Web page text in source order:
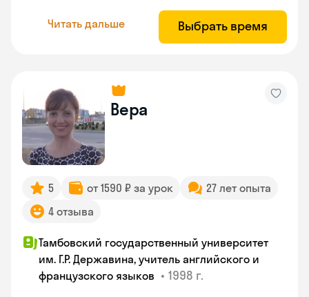
Читать дальше Выбрать время
Вера
5 от 1590 ₽ за урок
27 лет опыта
4 отзыва
Тамбовский государственный университет
им. Г.Р. Державина, учитель английского и
французского языков • 1998 г.